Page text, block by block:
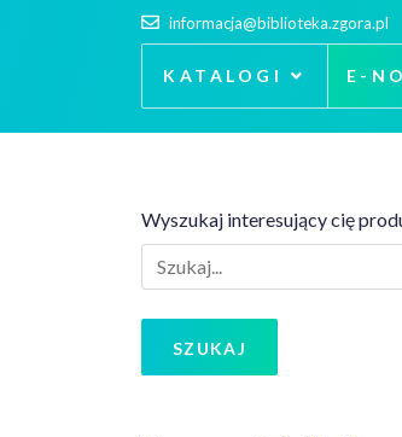
informacja@biblioteka.zgora.pl
KATALOGI E-
Wyszukaj interesujący cię
SZUKAJ